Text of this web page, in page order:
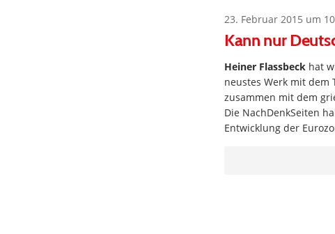
23. Februar 2015 um
Kann nur
Heiner Flassbeck hat
neustes Werk mit dem
zusammen mit dem
Die NachDenkSeiten
Entwicklung der